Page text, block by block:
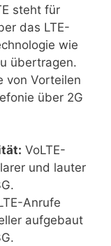
steht für
das LTE-
wie
übertragen.
von Vorteilen
über 2G
VoLTE-
und lauter
Anrufe
aufgebaut